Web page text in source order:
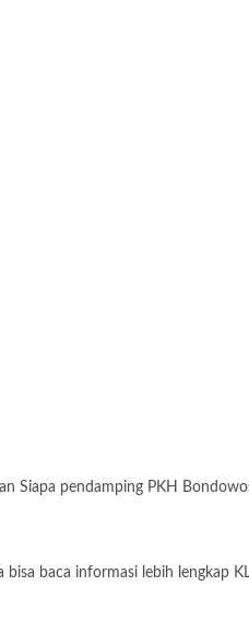
Siapa pendamping PKH
baca informasi lebih lengkap